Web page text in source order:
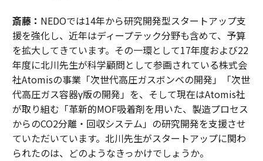
斎藤： NEDOでは14年から研究開発型スタートアップ支
援を強化し、近年はディープテック分野も含めて、予算
を拡大してきています。その一環として17年度および22
年度に北川先生が科学顧問として参画されている株式会
社Atomisの事業「次世代高圧ガスボンベの開発」「次世
代高圧ガス容器γ版の開発」を、そして現在はAtomis社
が取り組む「革新的MOF吸着剤を用いた、製造プロセス
からのCO2分離・回収システム」の研究開発を支援させ
ていただいています。北川先生がスタートアップに関わ
られたのは、どのようなきっかけでしょうか。